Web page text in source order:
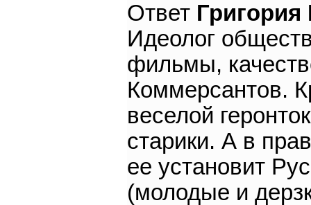
Ответ
Идеолог
фильмы,
Коммерсантов.
веселой
старики. А в
ее установит
(молодые и